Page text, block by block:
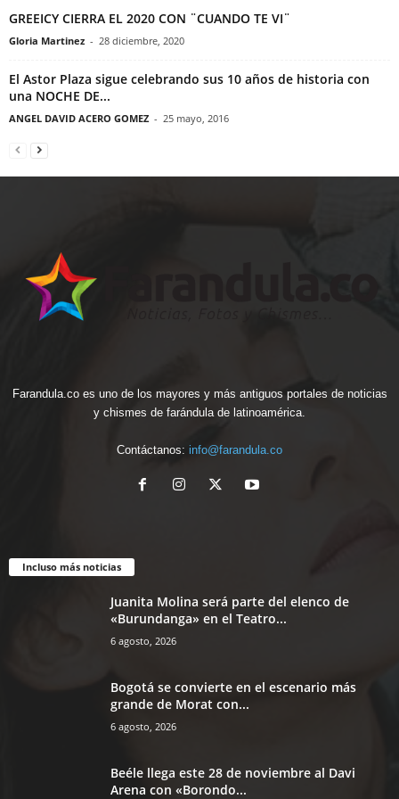
GREEICY CIERRA EL 2020 CON ¨CUANDO TE VI¨
Gloria Martinez - 28 diciembre, 2020
El Astor Plaza sigue celebrando sus 10 años de historia con
una NOCHE DE...
ANGEL DAVID ACERO GOMEZ - 25 mayo, 2016
Farandula.co es uno de los mayores y más antiguos portales de noticias
y chismes de farándula de latinoamérica.
Contáctanos: info@farandula.co
Incluso más noticias
Juanita Molina será parte del elenco de
«Burundanga» en el Teatro...
6 agosto, 2026
Bogotá se convierte en el escenario más
grande de Morat con...
6 agosto, 2026
Beéle llega este 28 de noviembre al Davi
Arena con «Borondo...